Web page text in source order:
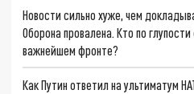
Новости сильно хуже, чем
Оборона провалена. Кто по
важнейшем фронте?
Как Путин ответил на ультиматум